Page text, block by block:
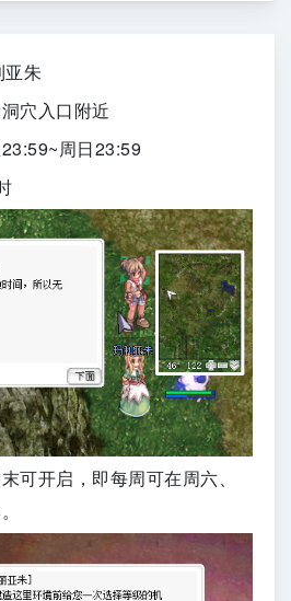
朱
穴入口附近
周日23:59
开启，即每周可在周六、